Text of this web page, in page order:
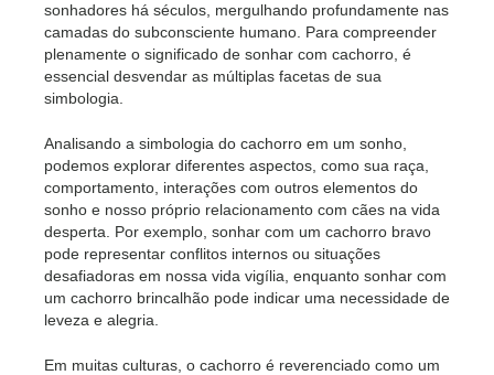
sonhadores há séculos, mergulhando profundamente nas
camadas do subconsciente humano. Para compreender
plenamente o significado de sonhar com cachorro, é
essencial desvendar as múltiplas facetas de sua
simbologia.
Analisando a simbologia do cachorro em um sonho,
podemos explorar diferentes aspectos, como sua raça,
comportamento, interações com outros elementos do
sonho e nosso próprio relacionamento com cães na vida
desperta. Por exemplo, sonhar com um cachorro bravo
pode representar conflitos internos ou situações
desafiadoras em nossa vida vigília, enquanto sonhar com
um cachorro brincalhão pode indicar uma necessidade de
leveza e alegria.
Em muitas culturas, o cachorro é reverenciado como um